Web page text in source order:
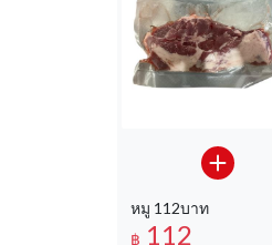
หมู 112บาท
฿ 112